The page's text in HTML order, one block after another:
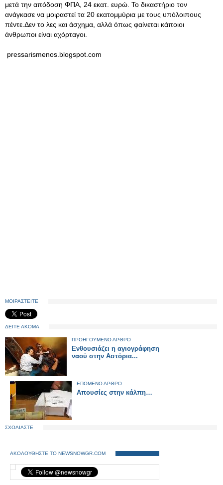
μετά την απόδοση ΦΠΑ, 24 εκατ. ευρώ. Το δικαστήριο τον
ανάγκασε να μοιραστεί τα 20 εκατομμύρια με τους υπόλοιπους
πέντε.Δεν το λες και άσχημα, αλλά όπως φαίνεται κάποιοι
άνθρωποι είναι αχόρταγοι.
pressarismenos.blogspot.com
ΜΟΙΡΑΣΤΕΙΤΕ
ΔΕΙΤΕ ΑΚΟΜΑ
ΠΡΟΗΓΟΥΜΕΝΟ ΑΡΘΡΟ
Ενθουσιάζει η αγιογράφηση
ναού στην Αστόρια...
ΕΠΟΜΕΝΟ ΑΡΘΡΟ
Απουσίες στην κάλπη…
ΣΧΟΛΙΑΣΤΕ
ΑΚΟΛΟΥΘΗΣΤΕ ΤΟ NEWSNOWGR.COM